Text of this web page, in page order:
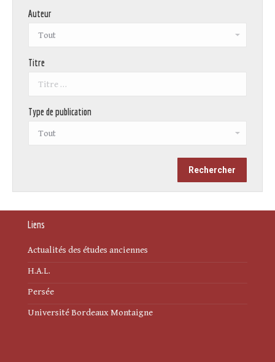
Auteur
Titre
Type de publication
Liens
Actualités des études anciennes
H.A.L.
Persée
Université Bordeaux Montaigne